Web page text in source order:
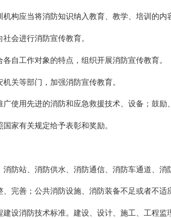
构应当将消防知识纳入教育、教学、培训的内
会进行消防宣传教育。
自工作对象的特点，组织开展消防宣传教育。
关等部门，加强消防宣传教育。
使用先进的消防和应急救援技术、设备；鼓励
家有关规定给予表彰和奖励。
防站、消防供水、消防通信、消防车通道、消
完善；公共消防设施、消防装备不足或者不适
设消防技术标准。建设、设计、施工、工程监